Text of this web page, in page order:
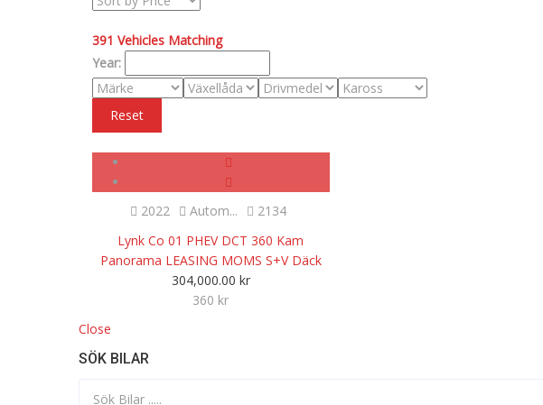
391 Vehicles Matching
Year:
Reset
2022 Autom...
2134
Lynk Co 01 PHEV DCT 360 Kam
Panorama LEASING MOMS S+V Däck
304,000.00 kr
360 kr
Close
SÖK BILAR